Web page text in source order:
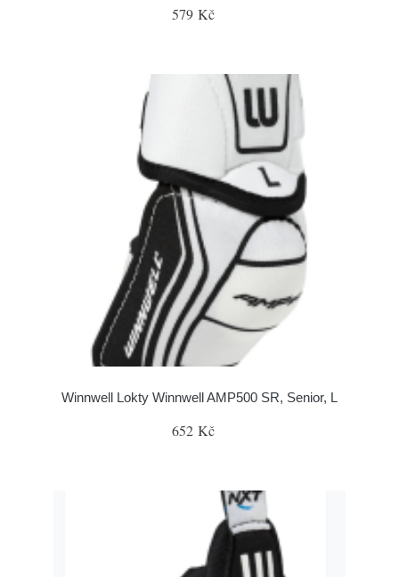
579 Kč
Winnwell Lokty Winnwell AMP500 SR, Senior, L
652 Kč